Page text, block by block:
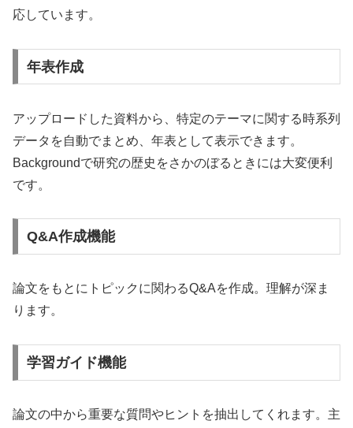
応しています。
年表作成
アップロードした資料から、特定のテーマに関する時系列
データを自動でまとめ、年表として表示できます。
Backgroundで研究の歴史をさかのぼるときには大変便利
です。
Q&A作成機能
論文をもとにトピックに関わるQ&Aを作成。理解が深ま
ります。
学習ガイド機能
論文の中から重要な質問やヒントを抽出してくれます。主